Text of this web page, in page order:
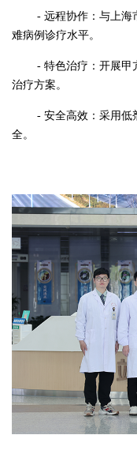
- 远程协作：与上海
难病例诊疗水平。
- 特色治疗：开展甲
治疗方案。
- 安全高效：采用低
全。